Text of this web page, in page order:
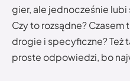
gier, ale jednocześnie lubi
Czy to rozsądne? Czasem
drogie i specyficzne? Też
proste odpowiedzi, bo